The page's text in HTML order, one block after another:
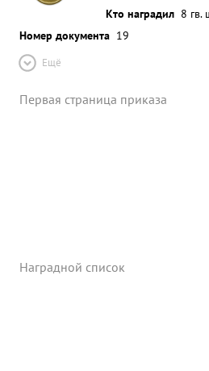
Кто наградил 8
Номер документа 19
Ещё
Первая страница приказа
Наградной список